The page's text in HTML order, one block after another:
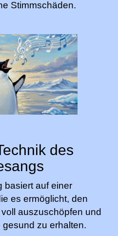
Stimmschäden.
des
basiert auf einer
es ermöglicht, den
auszuschöpfen und
zu erhalten.